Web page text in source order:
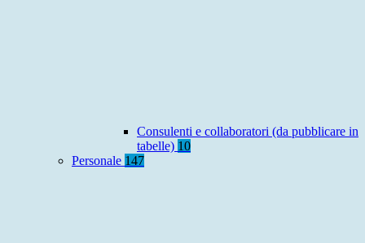
Consulenti e collaboratori (da pubblicare in
tabelle) 10
Personale 147